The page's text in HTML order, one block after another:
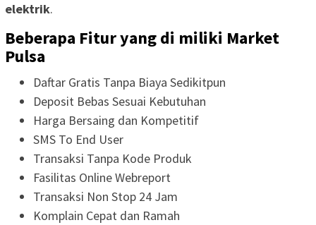
elektrik.
Beberapa Fitur yang di miliki Market
Pulsa
Daftar Gratis Tanpa Biaya Sedikitpun
Deposit Bebas Sesuai Kebutuhan
Harga Bersaing dan Kompetitif
SMS To End User
Transaksi Tanpa Kode Produk
Fasilitas Online Webreport
Transaksi Non Stop 24 Jam
Komplain Cepat dan Ramah